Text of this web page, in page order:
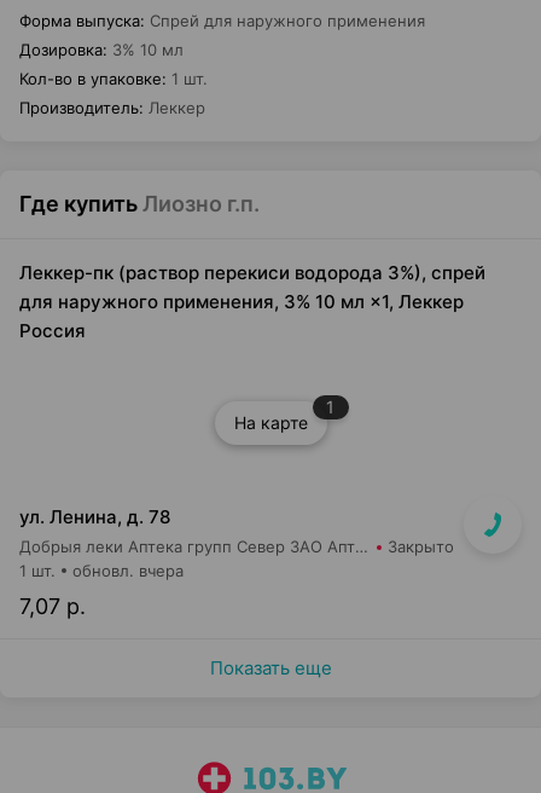
Форма выпуска: Спрей для наружного применения
Дозировка: 3% 10 мл
Кол-во в упаковке: 1 шт.
Производитель: Леккер
Где купитьЛиозно г.п.
Леккер-пк (раствор перекиси водорода 3%), спрей
для наружного применения, 3% 10 мл ×1, Леккер
Россия
На карте
1
ул. Ленина, д. 78
Добрыя леки Аптека групп Север ЗАО Аптека №31 Закрыто
7,07 р.
1 шт. обновл. вчера
Показать еще